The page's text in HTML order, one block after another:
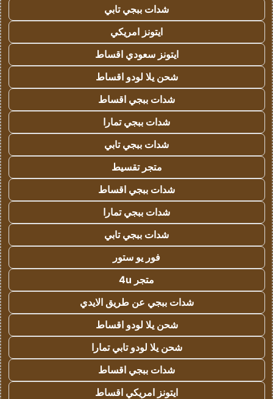
شدات ببجي تابي
ايتونز امريكي
ايتونز سعودي اقساط
شحن يلا لودو اقساط
شدات ببجي اقساط
شدات ببجي تمارا
شدات ببجي تابي
متجر تقسيط
شدات ببجي اقساط
شدات ببجي تمارا
شدات ببجي تابي
فور يو ستور
متجر 4u
شدات ببجي عن طريق الايدي
شحن يلا لودو اقساط
شحن يلا لودو تابي تمارا
شدات ببجي اقساط
ايتونز امريكي اقساط